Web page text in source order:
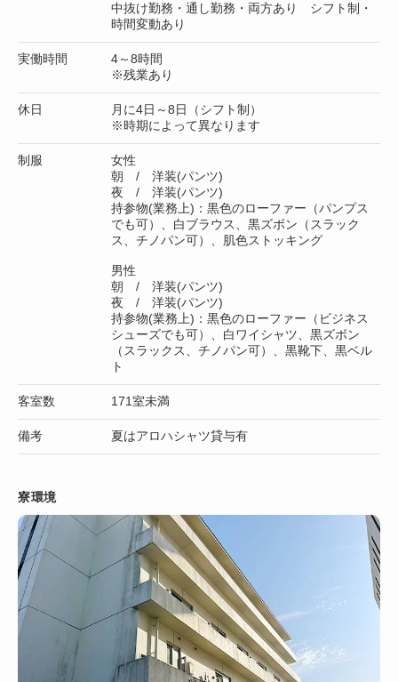
中抜け勤務・通し勤務・両方あり シフト制・
時間変動あり
実働時間
4～8時間
※残業あり
休日
月に4日～8日（シフト制）
※時期によって異なります
制服
女性
朝 / 洋装(パンツ)
夜 / 洋装(パンツ)
持参物(業務上)：黒色のローファー（パンプス
でも可）、白ブラウス、黒ズボン（スラック
ス、チノパン可）、肌色ストッキング
男性
朝 / 洋装(パンツ)
夜 / 洋装(パンツ)
持参物(業務上)：黒色のローファー（ビジネス
シューズでも可）、白ワイシャツ、黒ズボン
（スラックス、チノパン可）、黒靴下、黒ベル
ト
客室数 171室未満
備考 夏はアロハシャツ貸与有
寮環境